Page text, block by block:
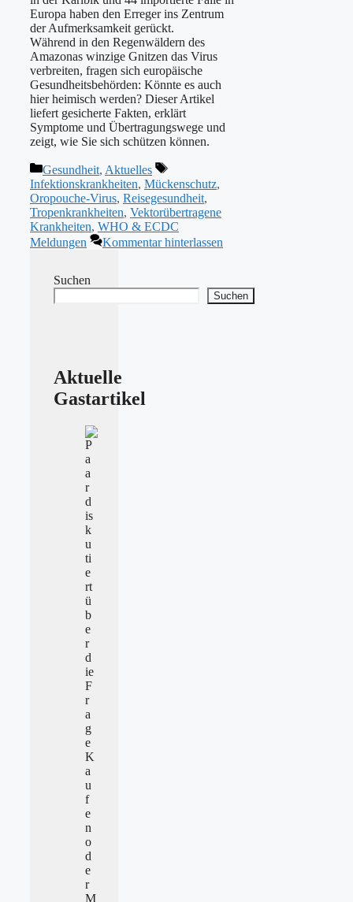
Europa haben den Erreger ins Zentrum
der Aufmerksamkeit gerückt.
Während in den Regenwäldern des
Amazonas winzige Gnitzen das Virus
verbreiten, fragen sich europäische
Gesundheitsbehörden: Könnte es auch
hier heimisch werden? Dieser Artikel
liefert gesicherte Fakten, erklärt
Symptome und Übertragungswege und
zeigt, wie Sie sich schützen können.
Kategorien
Gesundheit, Aktuelles
Schlagwörter
Infektionskrankheiten, Mückenschutz,
Oropouche-Virus, Reisegesundheit,
Tropenkrankheiten, Vektorübertragene
Krankheiten, WHO & ECDC
Meldungen
Kommentar hinterlassen
Suchen
Suchen
Aktuelle
Gastartikel